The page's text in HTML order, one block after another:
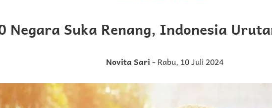
Negara Suka Renang, Indonesia
Novita Sari- Rabu, 10 Juli 2024